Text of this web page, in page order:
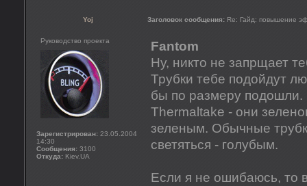
Yoj Заголовок сообщения: Re: Гайд: повышение
Руководство проекта
Зарегистрирован: 23.05.2004
14:30
Сообщения: 3100
Откуда: Kiev.UA
Fantom
Ну, никто не запрщает
Трубки тебе подойдут
бы по размеру
Thermaltake - они
зеленым. Обычные
светяться - голубым.
Если я не ошибаюсь, то